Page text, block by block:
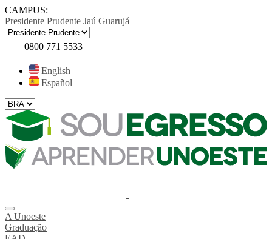
CAMPUS:
Presidente Prudente Jaú Guarujá
0800 771 5533
English
Español
A Unoeste
Graduação